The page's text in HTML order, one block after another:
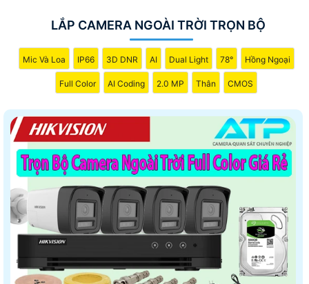
FULL HD 1080P Thương hiệu Dahua
VNĐ1 Camera thu âm Chất Lượng
Bộ camera full Color Nhà Xưởng
Bộ Camera Cửa Hàng giá rẻ
VNĐCamera Xoay 360 và zoom
📝 Camera trọn bộ tiết kiệm chi phí hình ảnh full hd
công nghệ HD analog giá rẻ tiết kiệm giám sát qua
điện thoại ổn định giám sát qua diện thoại là chủ yếu.
LẮP CAMERA NGOÀI TRỜI TRỌN BỘ
Mic Và Loa IP66 3D DNR AI Dual Light 78° Hồng Ngoại
Full Color AI Coding 2.0 MP Thân CMOS